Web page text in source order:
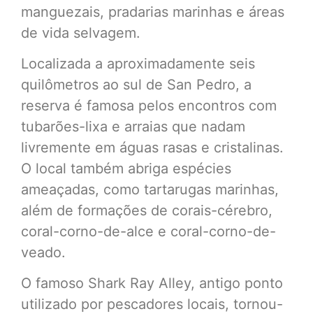
manguezais, pradarias marinhas e áreas
de vida selvagem.
Localizada a aproximadamente seis
quilômetros ao sul de San Pedro, a
reserva é famosa pelos encontros com
tubarões-lixa e arraias que nadam
livremente em águas rasas e cristalinas.
O local também abriga espécies
ameaçadas, como tartarugas marinhas,
além de formações de corais-cérebro,
coral-corno-de-alce e coral-corno-de-
veado.
O famoso Shark Ray Alley, antigo ponto
utilizado por pescadores locais, tornou-